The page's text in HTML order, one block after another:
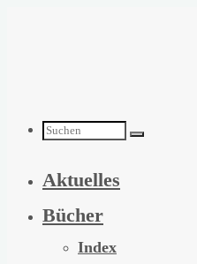
Suchen
nach:
Aktuelles
Bücher
Index